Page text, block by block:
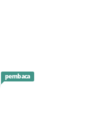
pembaca